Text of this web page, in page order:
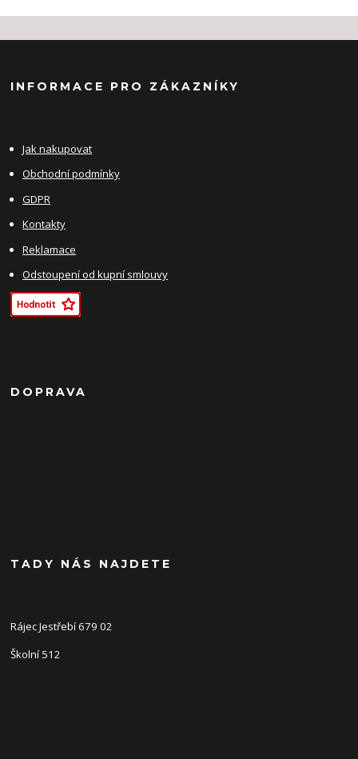
INFORMACE PRO ZÁKAZNÍKY
Jak nakupovat
Obchodní podmínky
GDPR
Kontakty
Reklamace
Odstoupení od kupní smlouvy
DOPRAVA
TADY NÁS NAJDETE
Rájec Jestřebí 679 02
Školní 512